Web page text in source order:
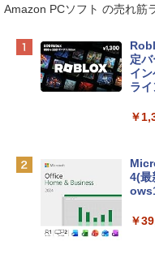
プ
e
レ
ィ
￥
ン
Amazon PCソフト の売れ筋
定
イ
ラ
￥
4(最
￥